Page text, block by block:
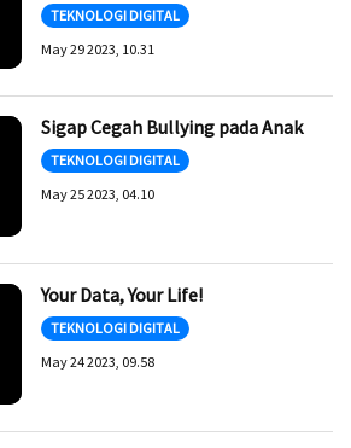
TEKNOLOGI DIGITAL
May 29 2023, 10.31
Sigap Cegah Bullying pada Anak
TEKNOLOGI DIGITAL
May 25 2023, 04.10
Your Data, Your Life!
TEKNOLOGI DIGITAL
May 24 2023, 09.58